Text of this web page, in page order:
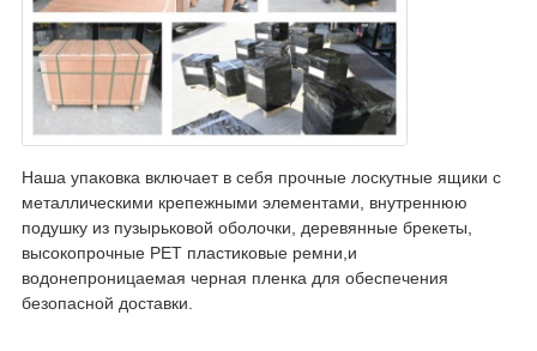
Наша упаковка включает в себя прочные лоскутные ящики с
металлическими крепежными элементами, внутреннюю
подушку из пузырьковой оболочки, деревянные брекеты,
высокопрочные PET пластиковые ремни,и
водонепроницаемая черная пленка для обеспечения
безопасной доставки.